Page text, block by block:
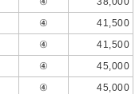
④
41,500
④
41,500
④
45,000
④
45,000